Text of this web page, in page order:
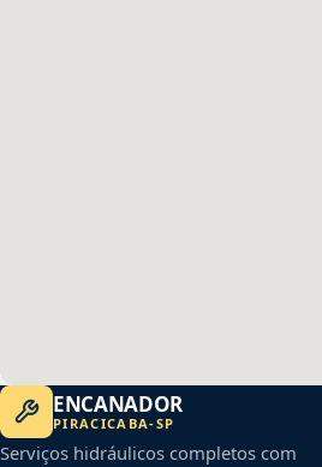
ENCANADOR
PIRACICABA-SP
Serviços hidráulicos completos com